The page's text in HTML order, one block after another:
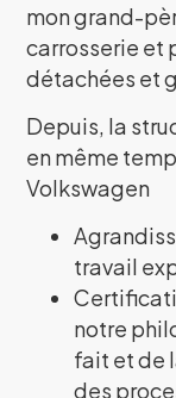
mon grand-
carrosserie et
détachées et
Depuis, la
en même
Volkswagen
travail
notre
fait et de
des